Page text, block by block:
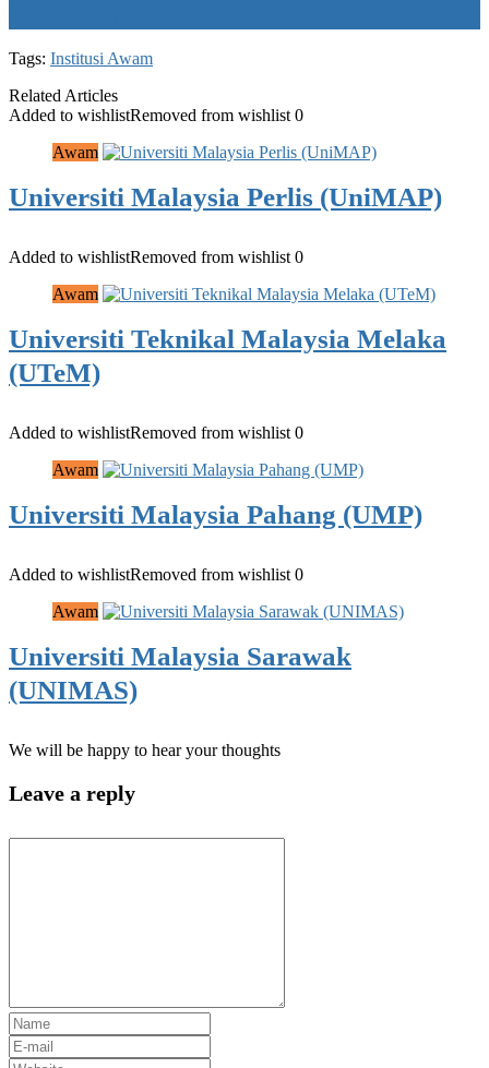
Tags: Institusi Awam
Related Articles
Added to wishlistRemoved from wishlist 0
Awam
Universiti Malaysia Perlis (UniMAP)
Added to wishlistRemoved from wishlist 0
Awam
Universiti Teknikal Malaysia Melaka
(UTeM)
Added to wishlistRemoved from wishlist 0
Awam
Universiti Malaysia Pahang (UMP)
Added to wishlistRemoved from wishlist 0
Awam
Universiti Malaysia Sarawak
(UNIMAS)
We will be happy to hear your thoughts
Leave a reply